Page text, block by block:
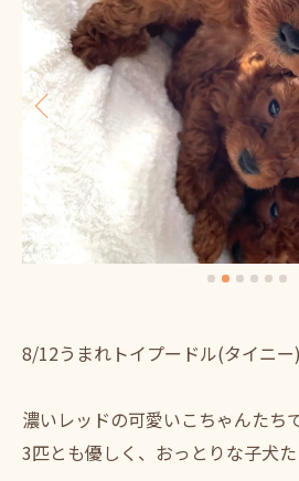
8/12うまれトイプードル(タイニ
濃いレッドの可愛いこちゃんた
3匹とも優しく、おっとりな子犬た